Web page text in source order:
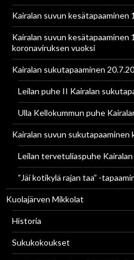
Kairalan suvun kesätapaaminen
Kairalan suvun
koronaviruksen vuoksi
Kairalan sukutapaaminen
Leilan puhe II Kairalan
Ulla Kellokummun puhe
Kairalan suvun sukutapaaminen
Leilan tervetuliaspuhe
”Jäi kotikylä rajan taa” -
Kuolajärven Mikkolat
Historia
Sukukokoukset